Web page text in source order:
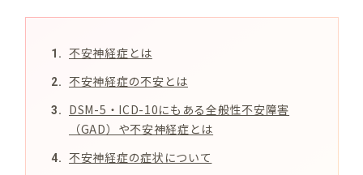
不安神経症とは
不安神経症の不安とは
DSM-5・ICD-10にもある全般性不安障害
（GAD）や不安神経症とは
不安神経症の症状について